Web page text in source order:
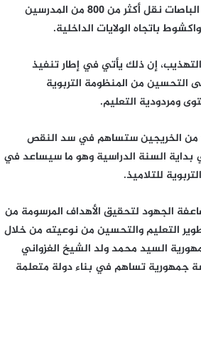
بدأت يوم أمس عشرات الباصات نقل أكثر من 800 من المدرسين
باتجاه الولايات الداخلية.
التهذيب، إن ذلك يأتي في إطار تنفيذ
التحسين من المنظومة التربوية
ومردودية التعليم.
من الخريجين ستساهم في سد النقص
السنة الدراسية وهو ما سيساعد في
للتلاميذ.
الجهود لتحقيق الأهداف المرسومة من
التعليم والتحسين من نوعيته من خلال
السيد محمد ولد الشيخ الغزواني
جمهورية تساهم في بناء دولة متعلمة